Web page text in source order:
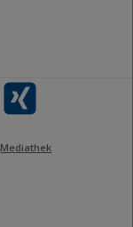
Xing
Mediathek